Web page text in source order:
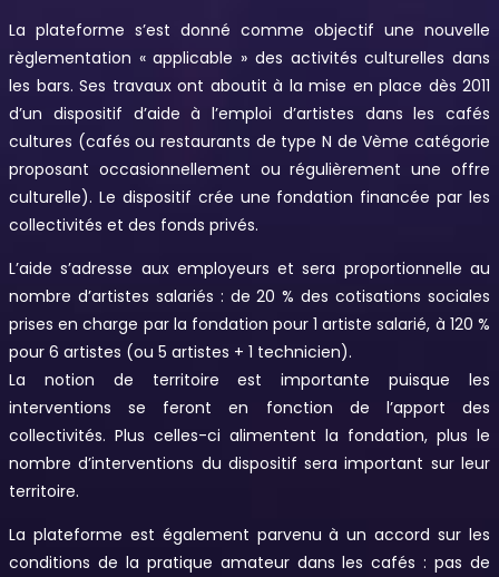
La plateforme s’est donné comme objectif une nouvelle
règlementation « applicable » des activités culturelles dans
les bars. Ses travaux ont aboutit à la mise en place dès 2011
d’un dispositif d’aide à l’emploi d’artistes dans les cafés
cultures (cafés ou restaurants de type N de Vème catégorie
proposant occasionnellement ou régulièrement une offre
culturelle). Le dispositif crée une fondation financée par les
collectivités et des fonds privés.
L’aide s’adresse aux employeurs et sera proportionnelle au
nombre d’artistes salariés : de 20 % des cotisations sociales
prises en charge par la fondation pour 1 artiste salarié, à 120 %
pour 6 artistes (ou 5 artistes + 1 technicien).
La notion de territoire est importante puisque les
interventions se feront en fonction de l’apport des
collectivités. Plus celles-ci alimentent la fondation, plus le
nombre d’interventions du dispositif sera important sur leur
territoire.
La plateforme est également parvenu à un accord sur les
conditions de la pratique amateur dans les cafés : pas de